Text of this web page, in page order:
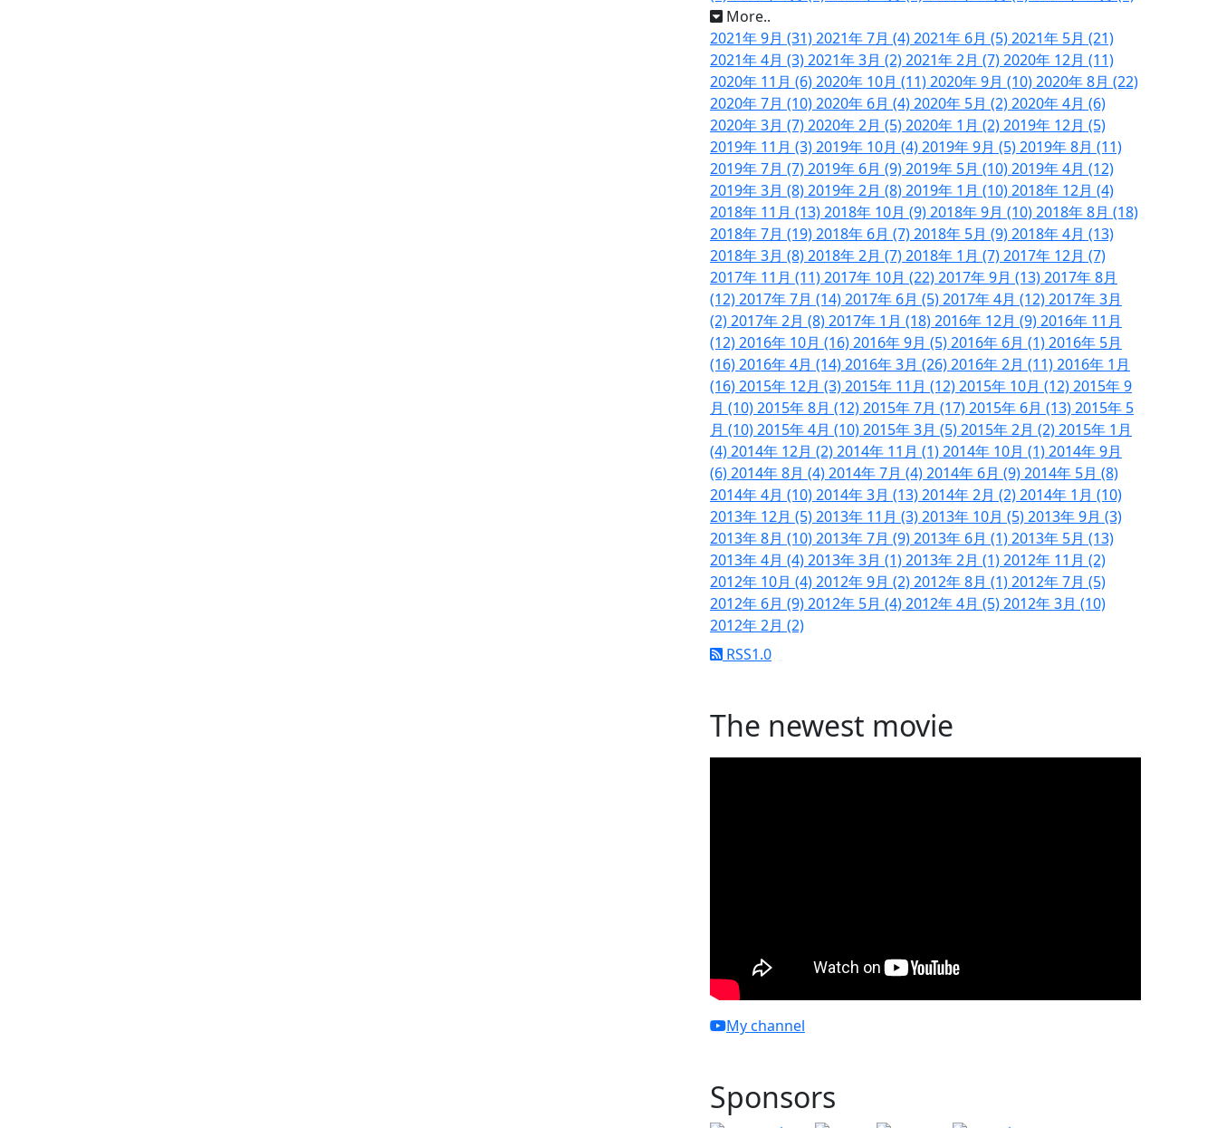
More..
2021年 9月 (31)2021年 7月 (4)2021年 6月 (5)2021年 5月 (21)
2021年 4月 (3)2021年 3月 (2)2021年 2月 (7)2020年 12月 (11)
2020年 11月 (6)2020年 10月 (11)2020年 9月 (10)2020年 8月 (22)
2020年 7月 (10)2020年 6月 (4)2020年 5月 (2)2020年 4月 (6)
2020年 3月 (7)2020年 2月 (5)2020年 1月 (2)2019年 12月 (5)
2019年 11月 (3)2019年 10月 (4)2019年 9月 (5)2019年 8月 (11)
2019年 7月 (7)2019年 6月 (9)2019年 5月 (10)2019年 4月 (12)
2019年 3月 (8)2019年 2月 (8)2019年 1月 (10)2018年 12月 (4)
2018年 11月 (13)2018年 10月 (9)2018年 9月 (10)2018年 8月 (18)
2018年 7月 (19)2018年 6月 (7)2018年 5月 (9)2018年 4月 (13)
2018年 3月 (8)2018年 2月 (7)2018年 1月 (7)2017年 12月 (7)
2017年 11月 (11)2017年 10月 (22)2017年 9月 (13)2017年 8月
(12)2017年 7月 (14)2017年 6月 (5)2017年 4月 (12)2017年 3月
(2)2017年 2月 (8)2017年 1月 (18)2016年 12月 (9)2016年 11月
(12)2016年 10月 (16)2016年 9月 (5)2016年 6月 (1)2016年 5月
(16)2016年 4月 (14)2016年 3月 (26)2016年 2月 (11)2016年 1月
(16)2015年 12月 (3)2015年 11月 (12)2015年 10月 (12)2015年 9
月 (10)2015年 8月 (12)2015年 7月 (17)2015年 6月 (13)2015年 5
月 (10)2015年 4月 (10)2015年 3月 (5)2015年 2月 (2)2015年 1月
(4)2014年 12月 (2)2014年 11月 (1)2014年 10月 (1)2014年 9月
(6)2014年 8月 (4)2014年 7月 (4)2014年 6月 (9)2014年 5月 (8)
2014年 4月 (10)2014年 3月 (13)2014年 2月 (2)2014年 1月 (10)
2013年 12月 (5)2013年 11月 (3)2013年 10月 (5)2013年 9月 (3)
2013年 8月 (10)2013年 7月 (9)2013年 6月 (1)2013年 5月 (13)
2013年 4月 (4)2013年 3月 (1)2013年 2月 (1)2012年 11月 (2)
2012年 10月 (4)2012年 9月 (2)2012年 8月 (1)2012年 7月 (5)
2012年 6月 (9)2012年 5月 (4)2012年 4月 (5)2012年 3月 (10)
2012年 2月 (2)
RSS1.0
The newest movie
My channel
Sponsors